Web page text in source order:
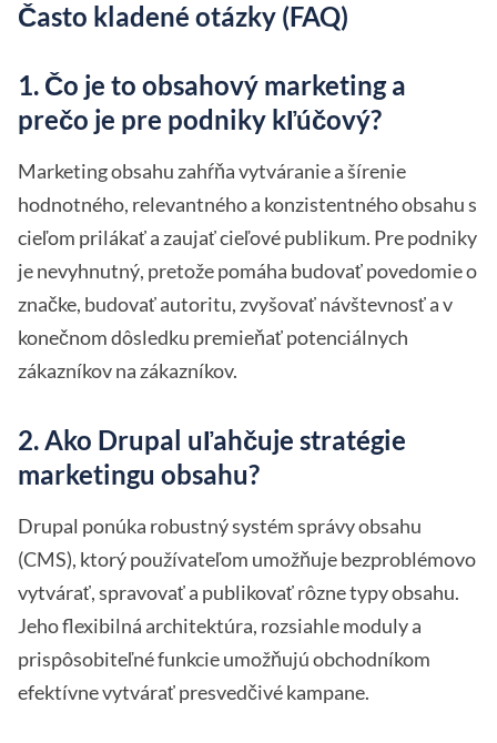
Často kladené otázky (FAQ)
1. Čo je to obsahový marketing a
prečo je pre podniky kľúčový?
Marketing obsahu zahŕňa vytváranie a šírenie
hodnotného, relevantného a konzistentného obsahu s
cieľom prilákať a zaujať cieľové publikum. Pre podniky
je nevyhnutný, pretože pomáha budovať povedomie o
značke, budovať autoritu, zvyšovať návštevnosť a v
konečnom dôsledku premieňať potenciálnych
zákazníkov na zákazníkov.
2. Ako Drupal uľahčuje stratégie
marketingu obsahu?
Drupal ponúka robustný systém správy obsahu
(CMS), ktorý používateľom umožňuje bezproblémovo
vytvárať, spravovať a publikovať rôzne typy obsahu.
Jeho flexibilná architektúra, rozsiahle moduly a
prispôsobiteľné funkcie umožňujú obchodníkom
efektívne vytvárať presvedčivé kampane.